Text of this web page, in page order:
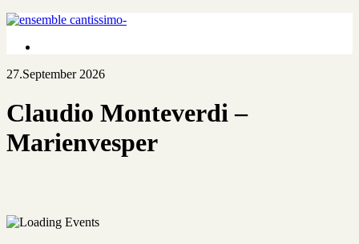
27.September 2026
Claudio Monteverdi –
Marienvesper